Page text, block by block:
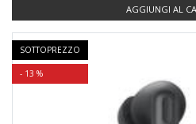
AGGIUNGI AL
SOTTOPREZZO
- 13 %